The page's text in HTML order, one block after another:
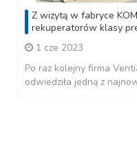
Z wizytą w fabryce
rekuperatorów klasy
1 cze 2023
Po raz kolejny firma
odwiedziła jedną z